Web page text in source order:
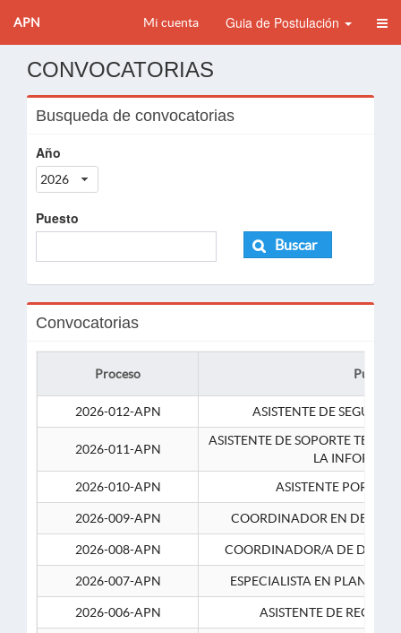
APN Mi cuenta Guia de Postulación
CONVOCATORIAS
Busqueda de convocatorias
Año
2026
Puesto
Buscar
Convocatorias
Proceso Puesto
2026-012-APN ASISTENTE DE
2026-011-APN
ASISTENTE DE SOPORTE
LA
2026-010-APN
ASISTENTE
2026-009-APN COORDINADOR EN
2026-008-APN COORDINADOR/A DE
2026-007-APN ESPECIALISTA EN
2026-006-APN ASISTENTE DE